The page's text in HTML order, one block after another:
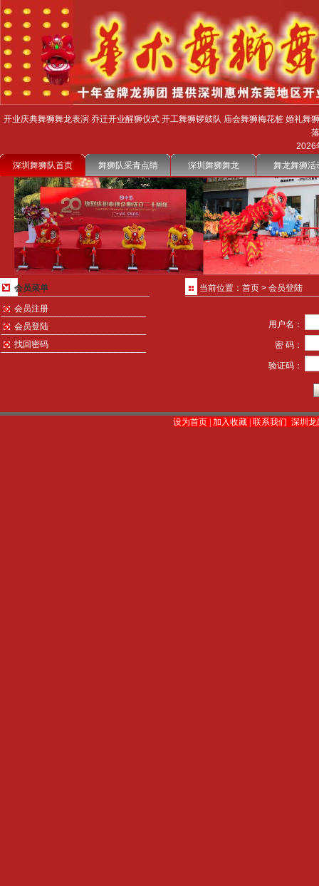
开业庆典舞狮舞龙表演 乔迁开业醒狮仪式 开工舞狮锣鼓队 庙会舞狮梅花桩 婚礼
2026
深圳舞狮队首页
舞狮队采青点睛 深圳舞狮舞龙 舞龙舞狮活
会员菜单
会员注册
会员登陆
找回密码
当前位置：首页 > 会员登陆
用户名：
密 码：
验证码：
设为首页 |加入收藏 |联系我们 深圳龙